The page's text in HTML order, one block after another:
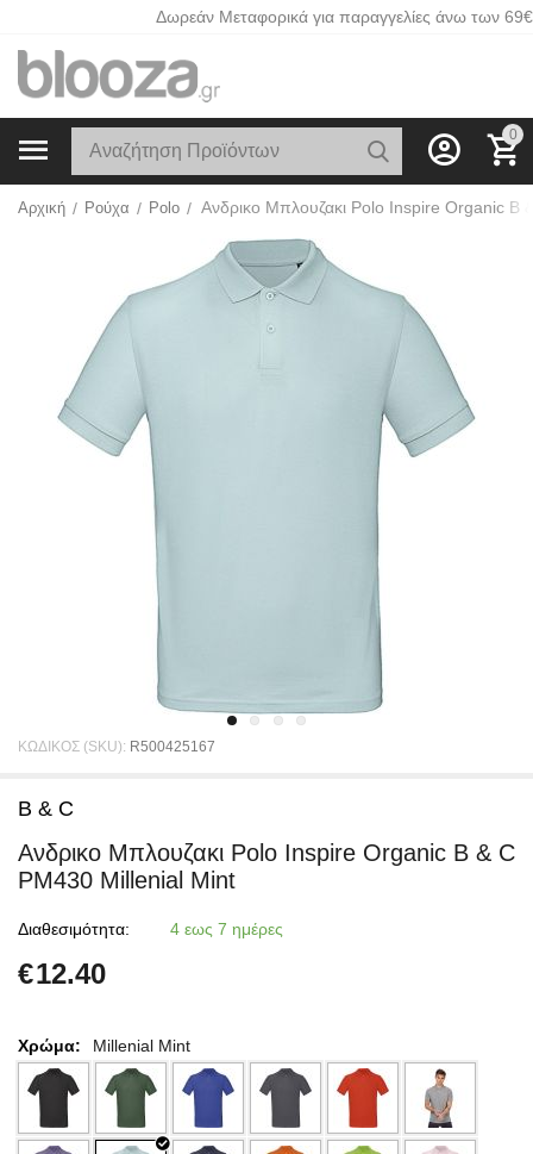
Δωρεάν Μεταφορικά για παραγγελίες άνω των 69€
0
Αρχική / Ρούχα / Polo /
ΚΩΔΙΚΟΣ (SKU): R500425167
B & C
Ανδρικο Μπλουζακι Polο Inspire Organic B & C
PM430 Millenial Mint
Διαθεσιμότητα: 4 εως 7 ημέρες
€12.40
Χρώμα: Millenial Mint